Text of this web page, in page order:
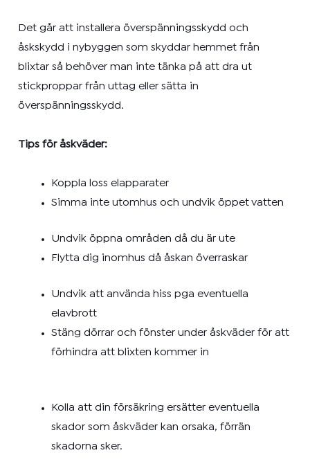
Det går att installera överspänningsskydd och
åskskydd i nybyggen som skyddar hemmet från
blixtar så behöver man inte tänka på att dra ut
stickproppar från uttag eller sätta in
överspänningsskydd.
Tips för åskväder:
Koppla loss elapparater
Simma inte utomhus och undvik öppet vatten
Undvik öppna områden då du är ute
Flytta dig inomhus då åskan överraskar
Undvik att använda hiss pga eventuella
elavbrott
Stäng dörrar och fönster under åskväder för att
förhindra att blixten kommer in
Kolla att din försäkring ersätter eventuella
skador som åskväder kan orsaka, förrän
skadorna sker.